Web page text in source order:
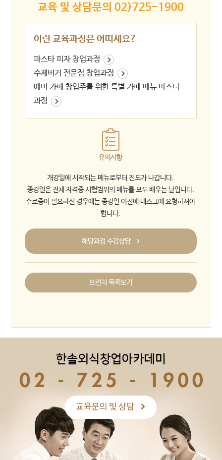
교육 및 상담문의 02)725-1900
이런 교육과정은 어떠세요?
파스타 피자 창업과정
수제버거 전문점 창업과정
예비 카페 창업주를 위한 특별 카페 메뉴 마스터
과정
유의사항
개강일에 시작되는 메뉴로부터 진도가 나갑니다.
종강일은 전체 자격증 시험범위의 메뉴를 모두 배우는 날입니다.
수료증이 필요하신 경우에는 종강일 이전에 데스크에 요청하셔야
합니다.
해당과정 수강상담
브런치 목록보기